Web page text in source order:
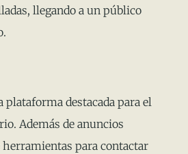
llegando a un público
plataforma destacada para el
Además de anuncios
herramientas para contactar